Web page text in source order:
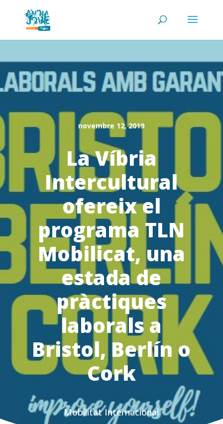
novembre 12, 2019
La Víbria
Intercultural
ofereix el
programa TLN
Mobilicat, una
estada de
pràctiques
laborals a
Bristol, Berlín o
Cork
Mobilitat Internacional